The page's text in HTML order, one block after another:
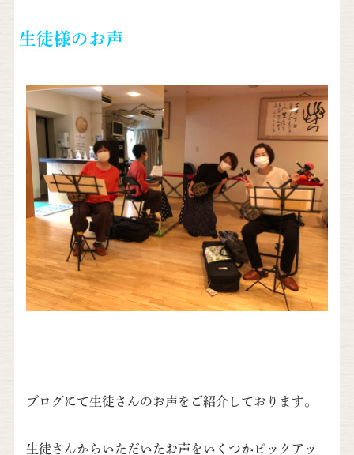
生徒様のお声
ブログにて生徒さんのお声をご紹介しております。
生徒さんからいただいたお声をいくつかピックアッ